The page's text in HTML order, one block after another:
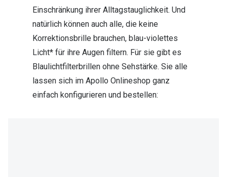
Einschränkung ihrer Alltagstauglichkeit. Und
natürlich können auch alle, die keine
Korrektionsbrille brauchen, blau-violettes
Licht* für ihre Augen filtern. Für sie gibt es
Blaulichtfilterbrillen ohne Sehstärke. Sie alle
lassen sich im Apollo Onlineshop ganz
einfach konfigurieren und bestellen: